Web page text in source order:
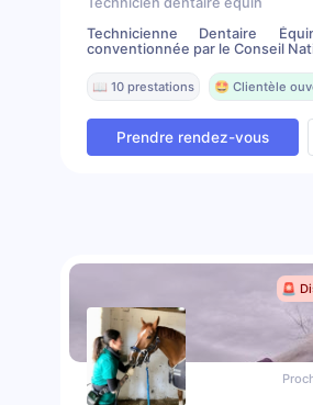
Technicienne Dentaire
conventionnée par le Conseil
📖 10 prestations 🤩 Clientèle
Prendre rendez-vous
🚨